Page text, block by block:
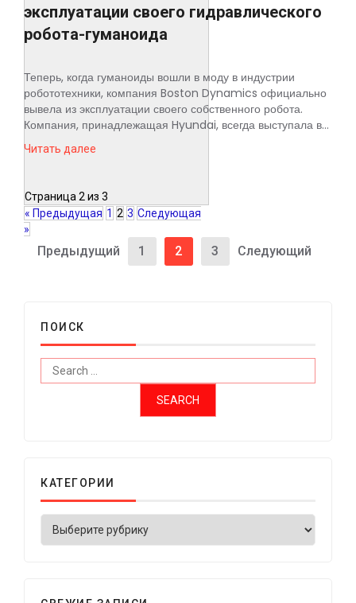
эксплуатации своего гидравлического
робота-гуманоида
Теперь, когда гуманоиды вошли в моду в индустрии
робототехники, компания Boston Dynamics официально
вывела из эксплуатации своего собственного робота.
Компания, принадлежащая Hyundai, всегда выступала в...
Читать далее
Страница 2 из 3
« Предыдущая 1 2 3 Следующая
»
Предыдущий 1 2 3 Следующий
ПОИСК
КАТЕГОРИИ